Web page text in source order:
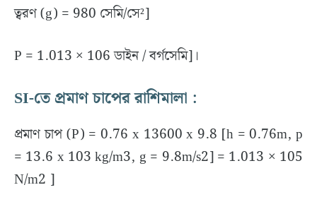
ত্বরণ (g) = 980 সেমি/সে²]
P = 1.013 × 106 ডাইন / বর্গসেমি]।
SI-তে প্রমাণ চাপের রাশিমালা :
প্রমাণ চাপ (P) = 0.76 x 13600 x 9.8 [h = 0.76m, p
= 13.6 x 103 kg/m3, g = 9.8m/s2] = 1.013 × 105
N/m2 ]